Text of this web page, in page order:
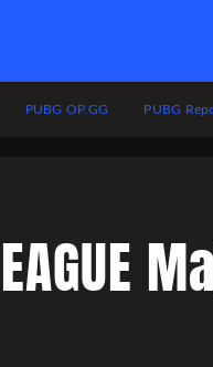
PUBG OP.GG PUBG